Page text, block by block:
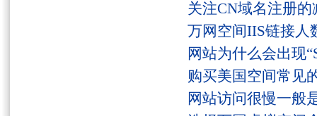
关注CN域名注册的
万网空间IIS链接人
网站为什么会出现
购买美国空间常见
网站访问很慢一般